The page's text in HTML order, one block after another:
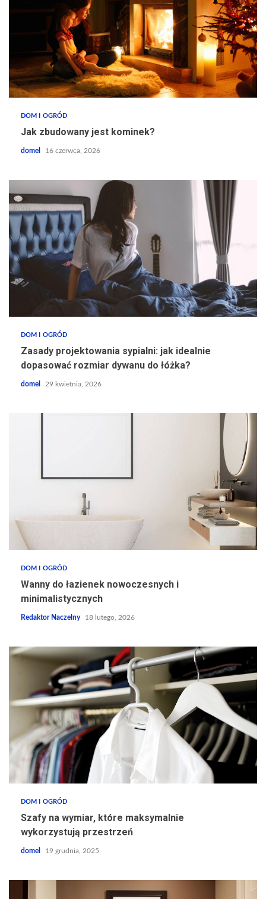
DOM I OGRÓD
Jak zbudowany jest kominek?
domel 16 czerwca, 2026
DOM I OGRÓD
Zasady projektowania sypialni: jak idealnie
dopasować rozmiar dywanu do łóżka?
domel 29 kwietnia, 2026
DOM I OGRÓD
Wanny do łazienek nowoczesnych i
minimalistycznych
Redaktor Naczelny 18 lutego, 2026
DOM I OGRÓD
Szafy na wymiar, które maksymalnie
wykorzystują przestrzeń
domel 19 grudnia, 2025